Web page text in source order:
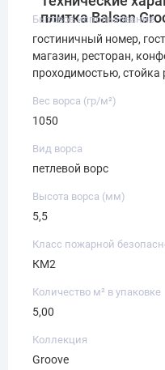
плитка Balsan
Бытовое использование
гостиничный номер,
магазин, ресторан,
проходимостью, стойка
Вес ворса (гр/м²)
1050
Вид ворса
петлевой ворс
Высота ворса (мм)
5,5
Класс пожарной
КМ2
Количество м² в упаковке
5,00
Коллекция
Groove